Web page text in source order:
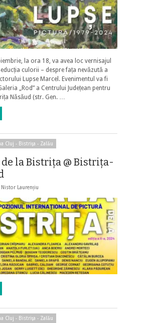
la ora 18, va avea loc vernisajul
culorii – despre fața nevăzută a
Lupse Marcel. Evenimentul va fi
„Rod” a Centrului Județean pentru
Năsăud (str. Gen. …
Cluj - Bistriţa - Zalău
de la Bistriţa @ Bistriţa-
Nistor Laurențiu
Cluj - Bistriţa - Zalău